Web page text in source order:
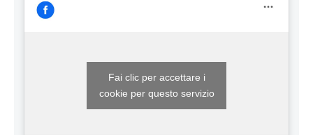
Fai clic per accettare i
cookie per questo servizio